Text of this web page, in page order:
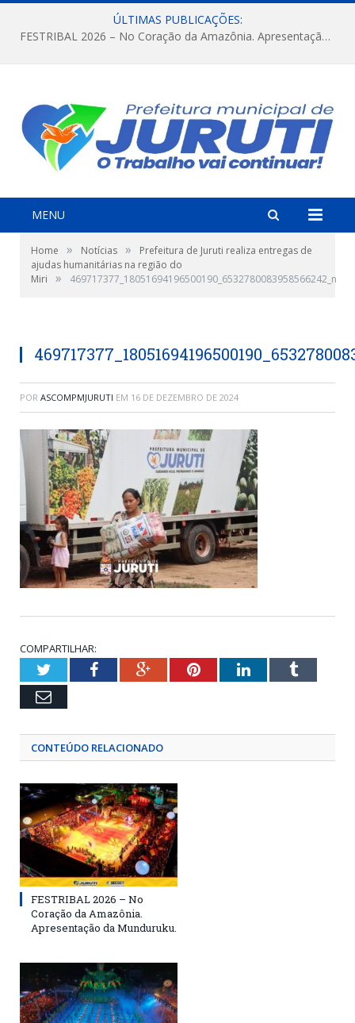
ÚLTIMAS PUBLICAÇÕES:
FESTRIBAL 2026 – No Coração da Amazônia. Apresentação da Munduruku.
MENU
Home » Notícias »
Prefeitura de Juruti realiza entregas de
ajudas humanitárias na região do
Miri
» 469717377_18051694196500190_6532780083958566242_n
POR ASCOMPMJURUTI EM 16 DE DEZEMBRO DE 2024
COMPARTILHAR:
TwitterFacebookGoogle+PinterestLinkedInTumblr
Email
CONTEÚDO RELACIONADO
FESTRIBAL 2026 – No
Coração da Amazônia.
Apresentação da Munduruku.